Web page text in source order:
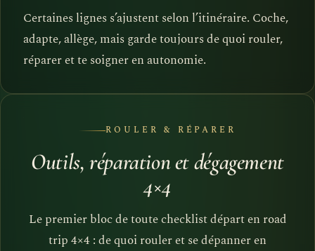
Certaines lignes s’ajustent selon l’itinéraire. Coche,
adapte, allège, mais garde toujours de quoi rouler,
réparer et te soigner en autonomie.
ROULER & RÉPARER
Outils, réparation et dégagement
4×4
Le premier bloc de toute checklist départ en road
trip 4×4 : de quoi rouler et se dépanner en